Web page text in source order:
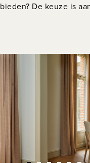
bieden? De keuze is